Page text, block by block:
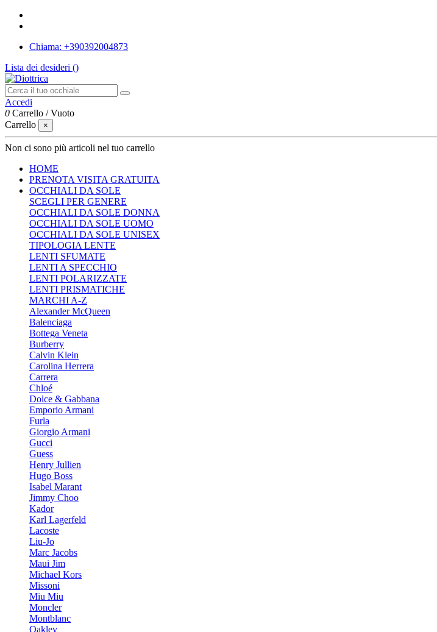
Chiama: +390392004873
Lista dei desideri ()
Accedi
0 Carrello /Vuoto
Carrello
×
Non ci sono più articoli nel tuo carrello
HOME
PRENOTA VISITA GRATUITA
OCCHIALI DA SOLE
SCEGLI PER GENERE
OCCHIALI DA SOLE DONNA
OCCHIALI DA SOLE UOMO
OCCHIALI DA SOLE UNISEX
TIPOLOGIA LENTE
LENTI SFUMATE
LENTI A SPECCHIO
LENTI POLARIZZATE
LENTI PRISMATICHE
MARCHI A-Z
Alexander McQueen
Balenciaga
Bottega Veneta
Burberry
Calvin Klein
Carolina Herrera
Carrera
Chloé
Dolce & Gabbana
Emporio Armani
Furla
Giorgio Armani
Gucci
Guess
Henry Jullien
Hugo Boss
Isabel Marant
Jimmy Choo
Kador
Karl Lagerfeld
Lacoste
Liu-Jo
Marc Jacobs
Maui Jim
Michael Kors
Missoni
Miu Miu
Moncler
Montblanc
Oakley